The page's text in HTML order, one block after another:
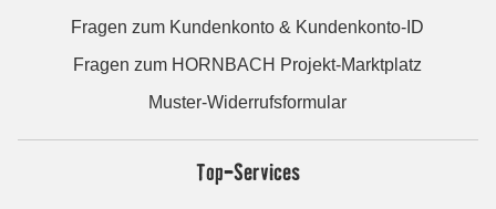
Fragen zum Kundenkonto & Kundenkonto-ID
Fragen zum HORNBACH Projekt-Marktplatz
Muster-Widerrufsformular
Top-Services